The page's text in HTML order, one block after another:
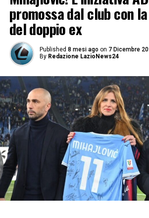
promossa dal club con
del doppio ex
Published 8 mesi ago on 7 Dicembre
By Redazione LazioNews24